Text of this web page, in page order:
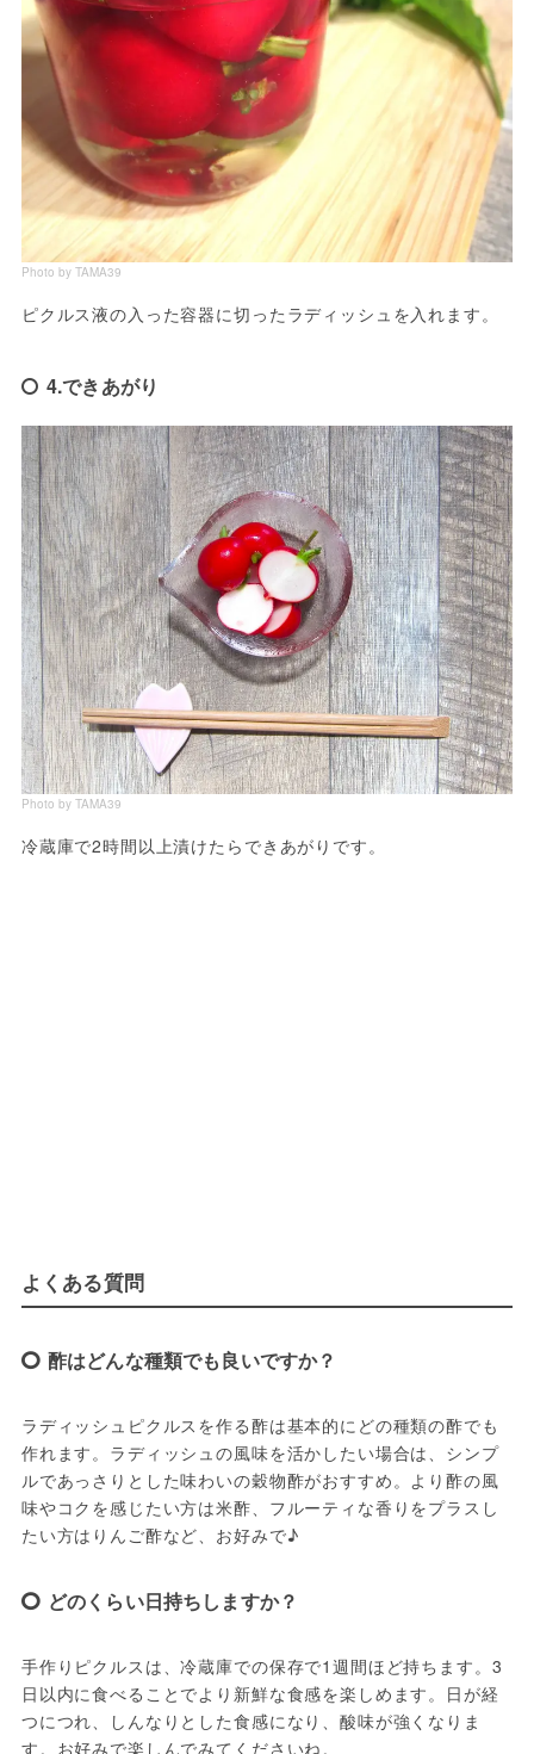
Photo by TAMA39
ピクルス液の入った容器に切ったラディッシュを入れます。
4.できあがり
Photo by TAMA39
冷蔵庫で2時間以上漬けたらできあがりです。
よくある質問
酢はどんな種類でも良いですか？
ラディッシュピクルスを作る酢は基本的にどの種類の酢でも
作れます。ラディッシュの風味を活かしたい場合は、シンプ
ルであっさりとした味わいの穀物酢がおすすめ。より酢の風
味やコクを感じたい方は米酢、フルーティな香りをプラスし
たい方はりんご酢など、お好みで♪
どのくらい日持ちしますか？
手作りピクルスは、冷蔵庫での保存で1週間ほど持ちます。3
日以内に食べることでより新鮮な食感を楽しめます。日が経
つにつれ、しんなりとした食感になり、酸味が強くなりま
す。お好みで楽しんでみてくださいね。